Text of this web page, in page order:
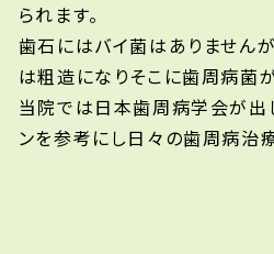
られます。
歯石にはバイ菌はありません
は粗造になりそこに歯周病菌
当院では日本歯周病学会が出
ンを参考にし日々の歯周病治